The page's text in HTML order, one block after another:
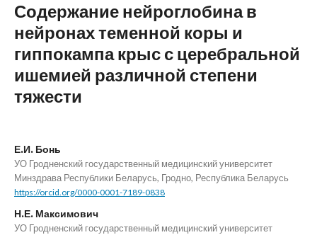
Содержание нейроглобина в
нейронах теменной коры и
гиппокампа крыс с церебральной
ишемией различной степени
тяжести
Е.И. Бонь
УО Гродненский государственный медицинский университет
Минздрава Республики Беларусь, Гродно, Республика Беларусь
https://orcid.org/0000-0001-7189-0838
Н.Е. Максимович
УО Гродненский государственный медицинский университет